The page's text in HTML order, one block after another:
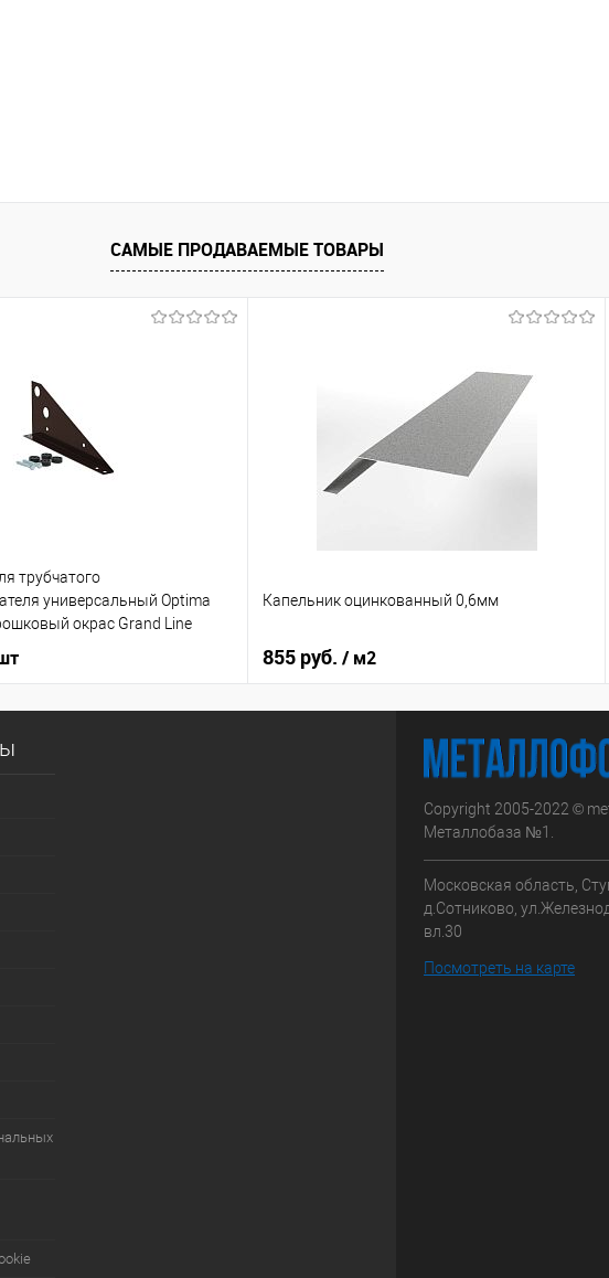
САМЫЕ ПРОДАВАЕМЫЕ ТОВАРЫ
трубчатого
универсальный Optima
окрас Grand Line
Капельник оцинкованный 0,6мм
855 руб. / м2
Copyright 2005-2022 ©
Металлобаза №1.
Московская область,
д.Сотниково,
вл.30
Посмотреть на карте